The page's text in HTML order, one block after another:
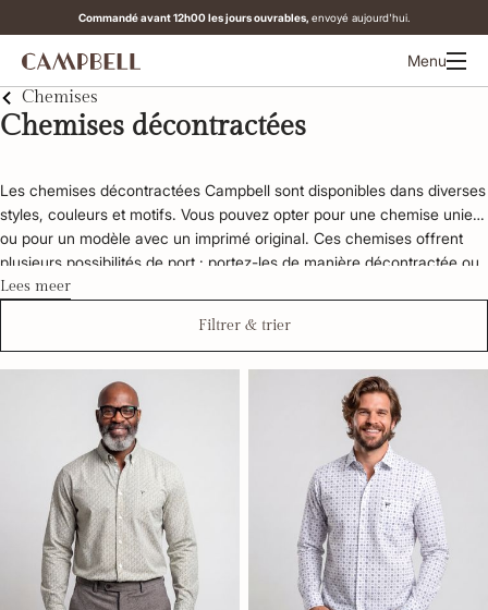
Commandé avant 12h00 les jours ouvrables,envoyé aujourd'hui.
Menu
Chemises
Chemises décontractées
Les chemises décontractées Campbell sont disponibles dans diverses
styles, couleurs et motifs. Vous pouvez opter pour une chemise unie
ou pour un modèle avec un imprimé original. Ces chemises offrent
plusieurs possibilités de port : portez-les de manière décontractée ou
combinez-les avec un pull pour un look plus élégant. Lorsque les
manches courtes est le choix idéal. Découvrez ci-dessous la collection
complète !
Lees meer
Filtrer & trier